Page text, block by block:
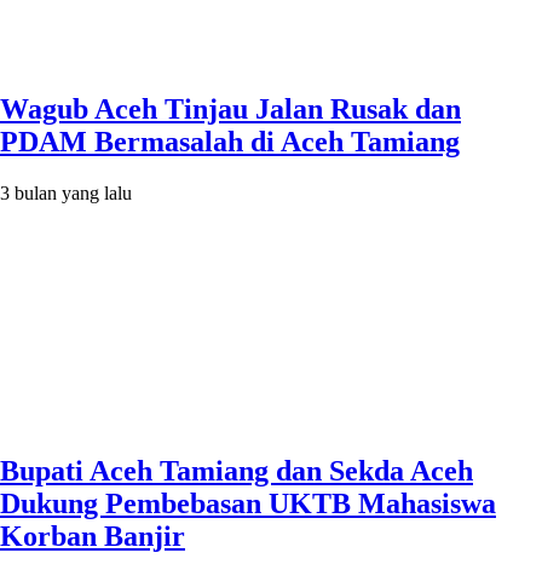
Wagub Aceh Tinjau Jalan Rusak dan
PDAM Bermasalah di Aceh Tamiang
3 bulan yang lalu
Bupati Aceh Tamiang dan Sekda Aceh
Dukung Pembebasan UKTB Mahasiswa
Korban Banjir